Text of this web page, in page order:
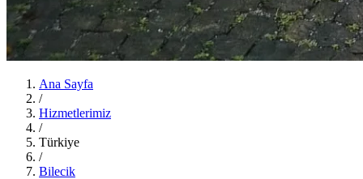
Ana Sayfa
/
Hizmetlerimiz
/
Türkiye
/
Bilecik